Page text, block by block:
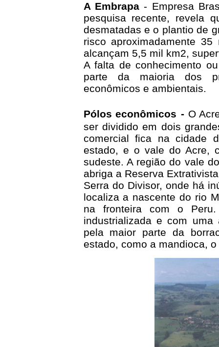
A Embrapa- Empresa
pesquisa recente, revela
desmatadas e o plantio de
risco aproximadamente
alcançam 5,5 mil km2,
A falta de conhecimento
parte da maioria dos
econômicos e ambientais.
Pólos econômicos - O
ser dividido em dois
comercial fica na cidade
estado, e o vale do Acre,
sudeste. A região do vale
abriga a Reserva
Serra do Divisor, onde há
localiza a nascente do rio
na fronteira com o
industrializada e com uma
pela maior parte da
estado, como a mandioca,